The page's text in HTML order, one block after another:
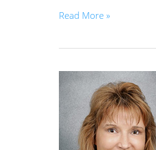
Read More »
June77
Ihre